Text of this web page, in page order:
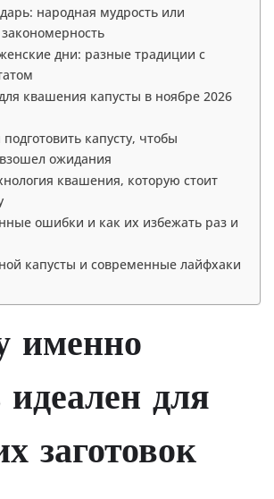
народная мудрость или
дни: разные традиции с
квашения капусты в ноябре 2026
капусту, чтобы
ожидания
квашения, которую стоит
ошибки и как их избежать раз и
капусты и современные лайфхаки
именно
идеален для
заготовок